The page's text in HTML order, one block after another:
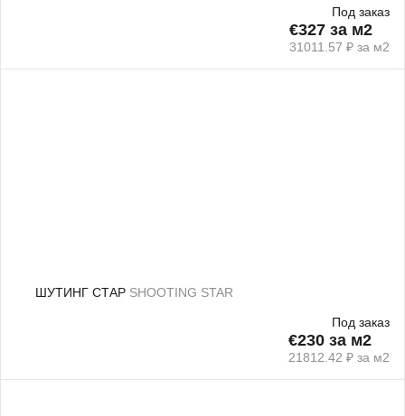
Под заказ
€327 за м2
31011.57 ₽ за м2
ШУТИНГ СТАР SHOOTING STAR
Под заказ
€230 за м2
21812.42 ₽ за м2